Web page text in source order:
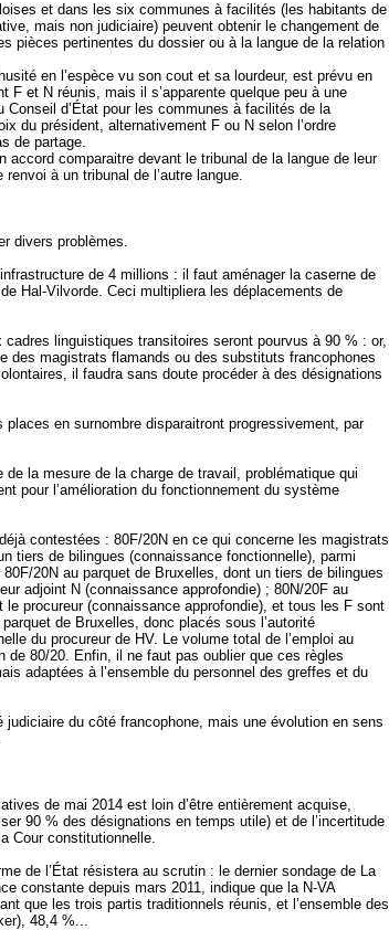
et dans les six communes à facilités (les habitants de
mais non judiciaire) peuvent obtenir le changement de
pièces pertinentes du dossier ou à la langue de la relation
en l’espèce vu son cout et sa lourdeur, est prévu en
F et N réunis, mais il s’apparente quelque peu à une
Conseil d’État pour les communes à facilités de la
du président, alternativement F ou N selon l’ordre
de partage.
accord comparaitre devant le tribunal de la langue de leur
à un tribunal de l’autre langue.
divers problèmes.
de 4 millions : il faut aménager la caserne de
Hal-Vilvorde. Ceci multipliera les déplacements de
cadres linguistiques transitoires seront pourvus à 90 % : or,
des magistrats flamands ou des substituts francophones
il faudra sans doute procéder à des désignations
en surnombre disparaitront progressivement, par
la mesure de la charge de travail, problématique qui
pour l’amélioration du fonctionnement du système
contestées : 80F/20N en ce qui concerne les magistrats
tiers de bilingues (connaissance fonctionnelle), parmi
20N au parquet de Bruxelles, dont un tiers de bilingues
adjoint N (connaissance approfondie) ; 80N/20F au
procureur (connaissance approfondie), et tous les F sont
de Bruxelles, donc placés sous l’autorité
du procureur de HV. Le volume total de l’emploi au
de 80/20. Enfin, il ne faut pas oublier que ces règles
adaptées à l’ensemble du personnel des greffes et du
judiciaire du côté francophone, mais une évolution en sens
de mai 2014 est loin d’être entièrement acquise,
90 % des désignations en temps utile) et de l’incertitude
Cour constitutionnelle.
de l’État résistera au scrutin : le dernier sondage de La
constante depuis mars 2011, indique que la N-VA
que les trois partis traditionnels réunis, et l’ensemble des
48,4 %...